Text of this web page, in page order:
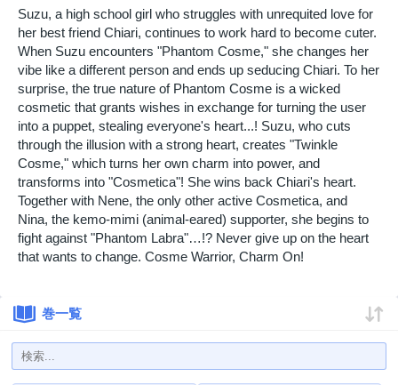
Suzu, a high school girl who struggles with unrequited love for
her best friend Chiari, continues to work hard to become cuter.
When Suzu encounters "Phantom Cosme," she changes her
vibe like a different person and ends up seducing Chiari. To her
surprise, the true nature of Phantom Cosme is a wicked
cosmetic that grants wishes in exchange for turning the user
into a puppet, stealing everyone's heart...! Suzu, who cuts
through the illusion with a strong heart, creates "Twinkle
Cosme," which turns her own charm into power, and
transforms into "Cosmetica"! She wins back Chiari's heart.
Together with Nene, the only other active Cosmetica, and
Nina, the kemo-mimi (animal-eared) supporter, she begins to
fight against "Phantom Labra"…!? Never give up on the heart
that wants to change. Cosme Warrior, Charm On!
巻一覧